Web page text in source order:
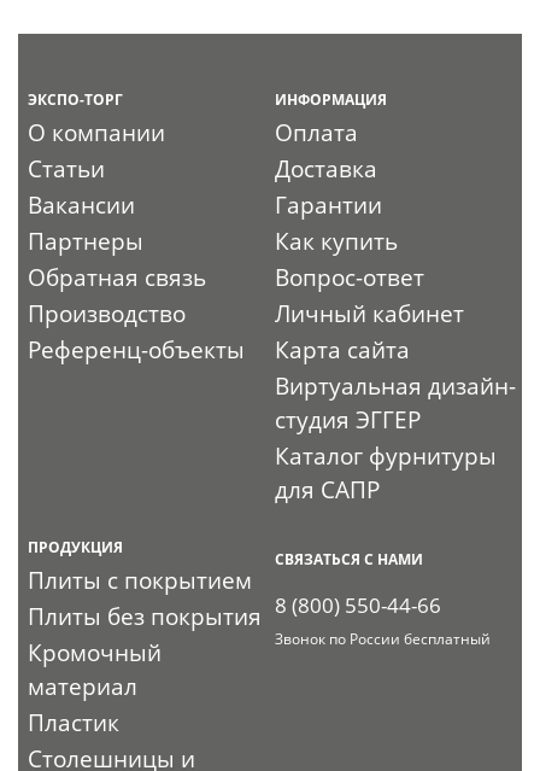
ЭКСПО-ТОРГ
О компании
Статьи
Вакансии
Партнеры
Обратная связь
Производство
Референц-объекты
ИНФОРМАЦИЯ
Оплата
Доставка
Гарантии
Как купить
Вопрос-ответ
Личный кабинет
Карта сайта
Виртуальная дизайн-
студия ЭГГЕР
Каталог фурнитуры
для САПР
ПРОДУКЦИЯ
Плиты с покрытием
Плиты без покрытия
Кромочный
материал
Пластик
Столешницы и
СВЯЗАТЬСЯ С НАМИ
8 (800) 550-44-66
Звонок по России бесплатный